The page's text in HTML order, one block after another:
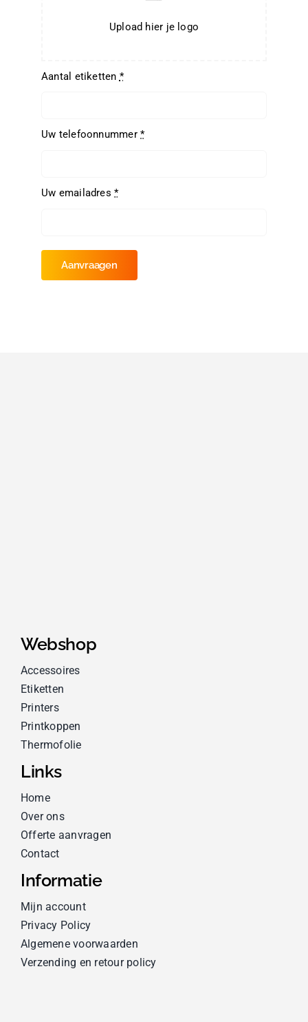
Upload hier je logo
Aantal etiketten *
Uw telefoonnummer*
Uw emailadres*
Aanvraagen
Webshop
Accessoires
Etiketten
Printers
Printkoppen
Thermofolie
Links
Home
Over ons
Offerte aanvragen
Contact
Informatie
Mijn account
Privacy Policy
Algemene voorwaarden
Verzending en retour policy